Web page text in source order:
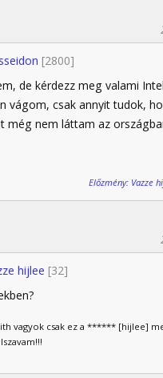
[2800]
de kérdezz meg valami
vágom, csak annyit tudok,
még nem láttam az
Előzmény: Vazze
hijlee [32]
vagyok csak ez a ****** [hijlee]